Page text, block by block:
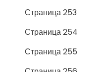
Страница 253
Страница 254
Страница 255